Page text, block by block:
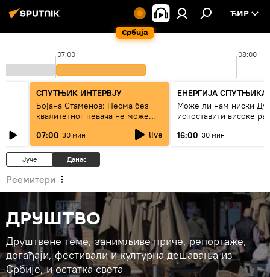
Србија
ЋИР
07:00 08:00
СПУТЊИК ИНТЕРВЈУ
Бојана Стаменов: Песма без
квалитетног певача не може
07:00 30 мин live
ЕНЕРГИЈА СПУТЊИКА
Може ли нам ниски
испоставити високе
16:00 30 мин
Јуче Данас
Реемитери
ДРУШТВО
Друштвене теме, занимљиве приче, репортаже,
догађаји, фестивали и културна дешавања из
Србије, и остатка света